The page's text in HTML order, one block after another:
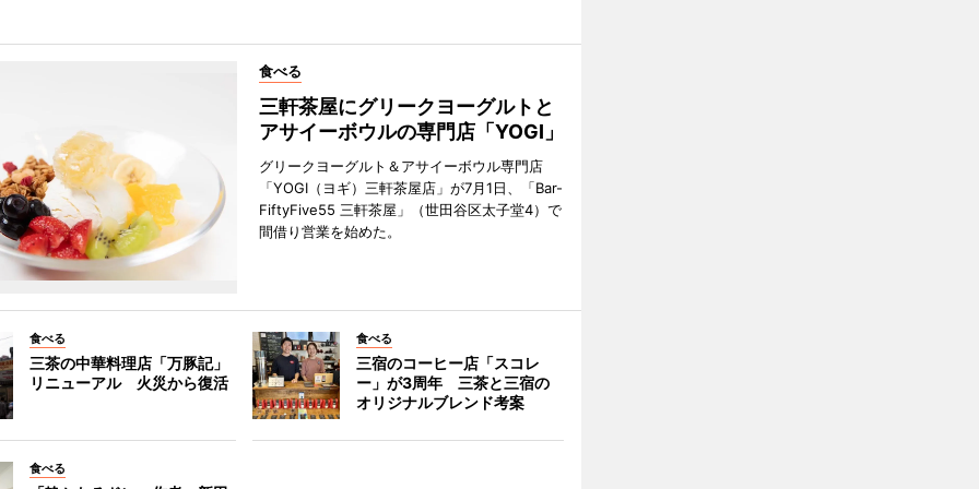
食べる
三軒茶屋にグリークヨーグルトと
アサイーボウルの専門店「YOGI」
グリークヨーグルト＆アサイーボウル専門店
「YOGI（ヨギ）三軒茶屋店」が7月1日、「Bar-
FiftyFive55 三軒茶屋」（世田谷区太子堂4）で
間借り営業を始めた。
食べる
三茶の中華料理店「万豚記」
リニューアル 火災から復活
食べる
三宿のコーヒー店「スコレ
ー」が3周年 三茶と三宿の
オリジナルブレンド考案
食べる